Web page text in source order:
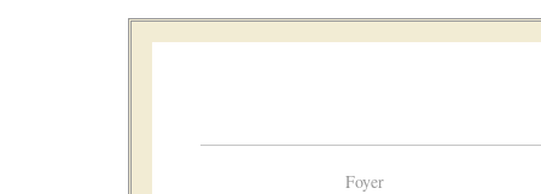
Foyer